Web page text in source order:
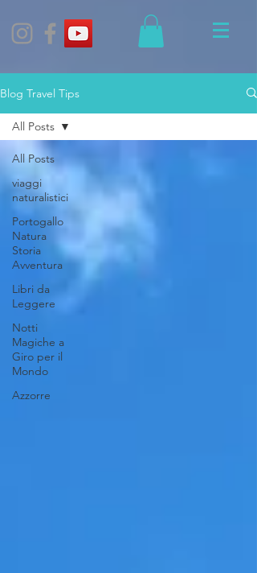
Blog Travel Tips
All Posts
viaggi
naturalistici
Portogallo
Natura
Storia
Avventura
Libri da
Leggere
Notti
Magiche a
Giro per il
Mondo
Azzorre
All Posts